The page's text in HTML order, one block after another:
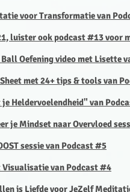
voor Transformatie van
luister ook podcast #13 voor
Oefening video met Lisette
met 24+ tips & tools van
Heldervoelendheid" van
je Mindset naar Overvloed
sessie van Podcast #5
Visualisatie van Podcast #4
is Liefde voor JeZelf